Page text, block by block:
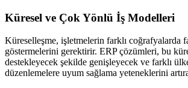
Küresel ve Çok Yönlü İş Modelleri
Küreselleşme, işletmelerin farklı coğrafyalarda
göstermelerini gerektirir. ERP çözümleri, bu
destekleyecek şekilde genişleyecek ve farklı
düzenlemelere uyum sağlama yeteneklerini